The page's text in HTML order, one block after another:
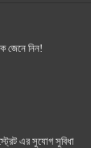
জেনে নিন!
এর সুযোগ সুবিধা